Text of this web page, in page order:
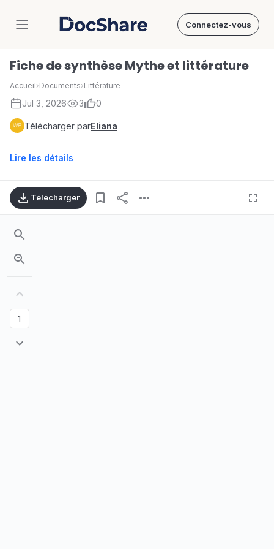
DocShare Connectez-vous
Fiche de synthèse Mythe et littérature
Accueil›Documents›Littérature
Jul 3, 2026 3 0
Télécharger parEliana
Lire les détails
Télécharger